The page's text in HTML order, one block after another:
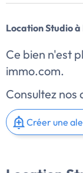
Location Studio à
Ce bien n'est
immo.com.
Consultez nos
Créer une